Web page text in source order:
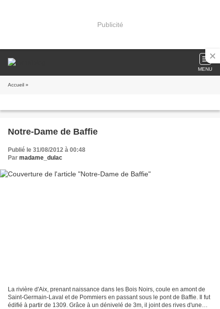
Publicité
MENU
Accueil »
Notre-Dame de Baffie
Publié le 31/08/2012 à 00:48
Par madame_dulac
La rivière d'Aix, prenant naissance dans les Bois Noirs, coule en amont de
Saint-Germain-Laval et de Pommiers en passant sous le pont de Baffie. Il fut
édifié à partir de 1309. Grâce à un dénivelé de 3m, il joint des rives d'une